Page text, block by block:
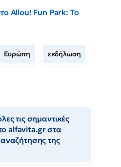
Allou! Fun Park: Το
Ευρώπη εκδήλωση
τις σημαντικές
alfavita.gr στα
της